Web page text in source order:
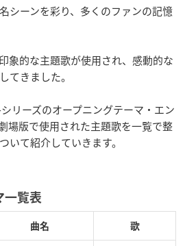
シーンを彩り、多くのファンの記憶
象的な主題歌が使用され、感動的な
てきました。
リーズのオープニングテーマ・エン
場版で使用された主題歌を一覧で整
いて紹介していきます。
一覧表
曲名 歌